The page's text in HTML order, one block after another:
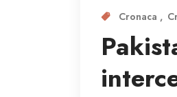
Cronaca